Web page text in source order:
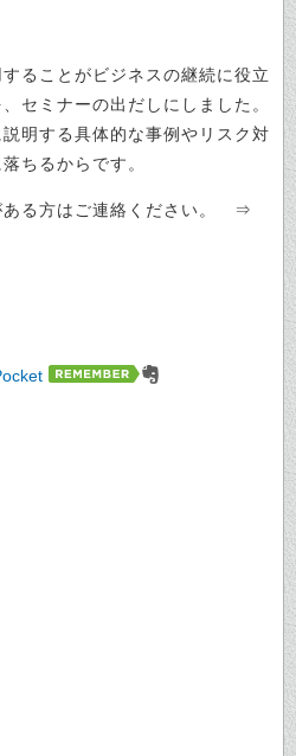
ることがビジネスの継続に役立
セミナーの出だしにしました。
明する具体的な事例やリスク対
ちるからです。
ある方はご連絡ください。 ⇒